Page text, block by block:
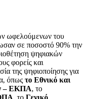
ωφελούμενων του
σε ποσοστό 90% την
ψηφιακών
φορείς και
της ψηφιοποίησης για
όπως το Εθνικό και
– ΕΚΠΑ, το
, το Γενικό